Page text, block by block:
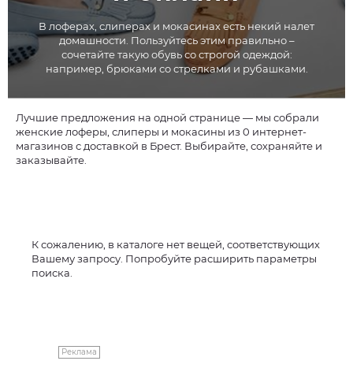
В лоферах, слиперах и мокасинах есть некий налет
домашности. Пользуйтесь этим правильно –
сочетайте такую обувь со строгой одеждой:
например, брюками со стрелками и рубашками.
Лучшие предложения на одной странице — мы собрали
женские лоферы, слиперы и мокасины из 0 интернет-
магазинов с доставкой в Брест. Выбирайте, сохраняйте и
заказывайте.
К сожалению, в каталоге нет вещей, соответствующих
Вашему запросу. Попробуйте расширить параметры
поиска.
Реклама